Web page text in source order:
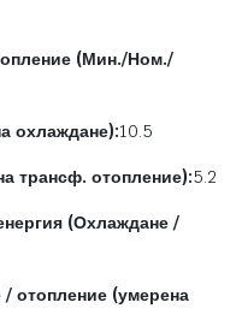
(Мин./Ном./
охлаждане):10.5
трансф. отопление):5.2
(Охлаждане /
/ отопление (умерена